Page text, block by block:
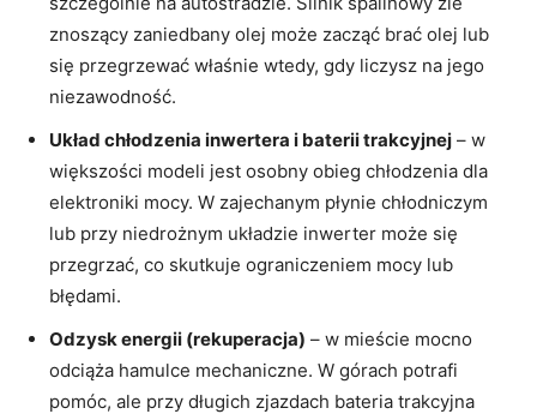
znoszący zaniedbany olej może zacząć brać olej lub
się przegrzewać właśnie wtedy, gdy liczysz na jego
niezawodność.
Układ chłodzenia inwertera i baterii trakcyjnej – w
większości modeli jest osobny obieg chłodzenia dla
elektroniki mocy. W zajechanym płynie chłodniczym
lub przy niedrożnym układzie inwerter może się
przegrzać, co skutkuje ograniczeniem mocy lub
błędami.
Odzysk energii (rekuperacja) – w mieście mocno
odciąża hamulce mechaniczne. W górach potrafi
pomóc, ale przy długich zjazdach bateria trakcyjna